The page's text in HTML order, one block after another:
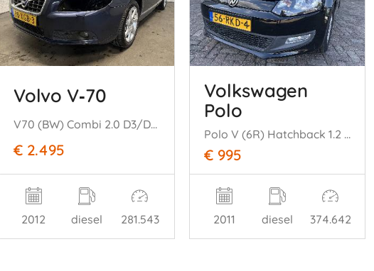
Volvo V‑70
V70 (BW) Combi 2.0 D3/D4 20V (D5204T3) [120kW] (03-2010/12-2015)
€ 2.495
2012 diesel 281.543
Volkswagen
Polo
Polo V (6R) Hatchback 1.2 TDI 12V BlueMotion (CFWA(Euro 5)) [55kW] (1= 0-2009/05-2014)
€ 995
2011 diesel 374.642